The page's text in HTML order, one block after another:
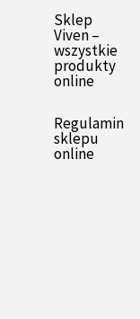
Sklep
Viven –
wszystkie
produkty
online
Regulamin
sklepu
online